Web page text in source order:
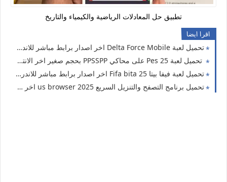
تطبيق حل المعادلات الرياضية والكيمياء والتاريخ
اقرا ايضا
تحميل لعبة Delta Force Mobile اخر اصدار برابط مباشر للاندرويد
تحميل لعبة Pes 25 على محاكي PPSSPP بحجم صغير اخر الانتقالات للاندرويد من ميديا فاير
تحميل لعبة فيفا بيتا 25 Fifa bita اخر اصدار برابط مباشر للاندرويد بدون vpn
تحميل برنامج التصفح والتنزيل السريع us browser 2025 اخر اصدار للاندرويد